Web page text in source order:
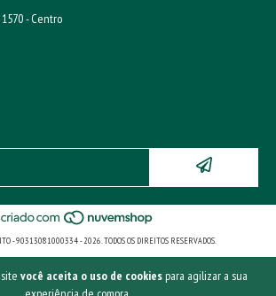
você aceita o uso de cookiespara agilizar a sua
- Centro
- 90313081000334 - 2026. TODOS OS DIREITOS RESERVADOS.